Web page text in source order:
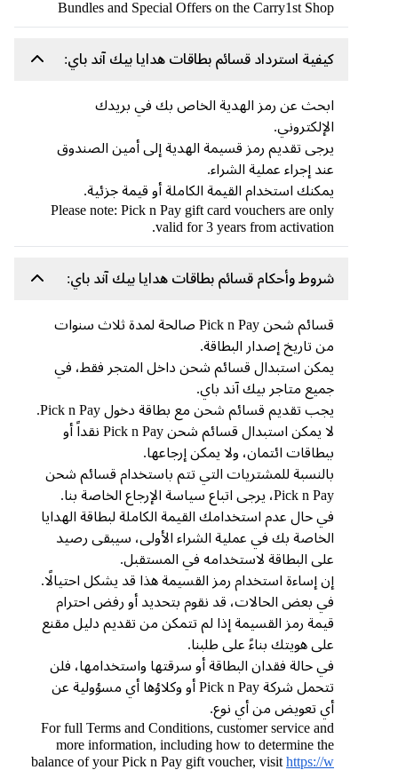
Bundles and Special Offers on the Carry1st Shop
كيفية استرداد قسائم بطاقات هدايا بيك آند باي:
ابحث عن رمز الهدية الخاص بك في بريدك
الإلكتروني.
يرجى تقديم رمز قسيمة الهدية إلى أمين الصندوق
عند إجراء عملية الشراء.
يمكنك استخدام القيمة الكاملة أو قيمة جزئية.
Please note: Pick n Pay gift card vouchers are only
valid for 3 years from activation.
شروط وأحكام قسائم بطاقات هدايا بيك آند باي:
قسائم شحن Pick n Pay صالحة لمدة ثلاث سنوات
من تاريخ إصدار البطاقة.
يمكن استبدال قسائم شحن داخل المتجر فقط، في
جميع متاجر بيك آند باي.
يجب تقديم قسائم شحن مع بطاقة دخول Pick n Pay.
لا يمكن استبدال قسائم شحن Pick n Pay نقداً أو
ببطاقات ائتمان، ولا يمكن إرجاعها.
بالنسبة للمشتريات التي تتم باستخدام قسائم شحن
Pick n Pay، يرجى اتباع سياسة الإرجاع الخاصة بنا.
في حال عدم استخدامك القيمة الكاملة لبطاقة الهدايا
الخاصة بك في عملية الشراء الأولى، سيبقى رصيد
على البطاقة لاستخدامه في المستقبل.
إن إساءة استخدام رمز القسيمة هذا قد يشكل احتيالًا.
في بعض الحالات، قد نقوم بتحديد أو رفض احترام
قيمة رمز القسيمة إذا لم تتمكن من تقديم دليل مقنع
على هويتك بناءً على طلبنا.
في حالة فقدان البطاقة أو سرقتها واستخدامها، فلن
تتحمل شركة Pick n Pay أو وكلاؤها أي مسؤولية عن
أي تعويض من أي نوع.
For full Terms and Conditions, customer service and
more information, including how to determine the
balance of your Pick n Pay gift voucher, visithttps://w